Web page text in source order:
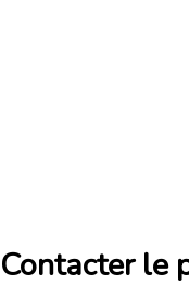
Contacter le